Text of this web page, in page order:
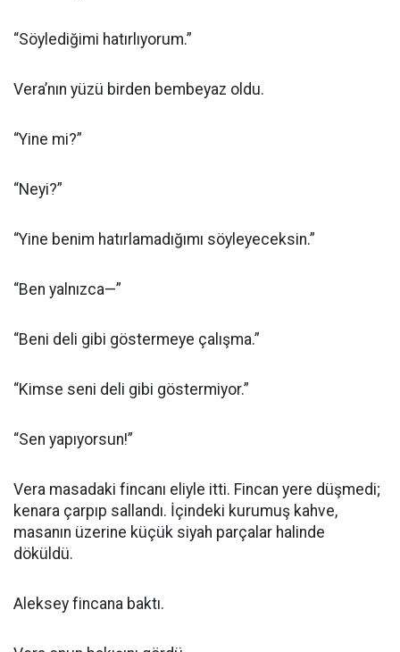
“Söylediğimi hatırlıyorum.”
Vera’nın yüzü birden bembeyaz oldu.
“Yine mi?”
“Neyi?”
“Yine benim hatırlamadığımı söyleyeceksin.”
“Ben yalnızca—”
“Beni deli gibi göstermeye çalışma.”
“Kimse seni deli gibi göstermiyor.”
“Sen yapıyorsun!”
Vera masadaki fincanı eliyle itti. Fincan yere düşmedi;
kenara çarpıp sallandı. İçindeki kurumuş kahve,
masanın üzerine küçük siyah parçalar halinde
döküldü.
Aleksey fincana baktı.